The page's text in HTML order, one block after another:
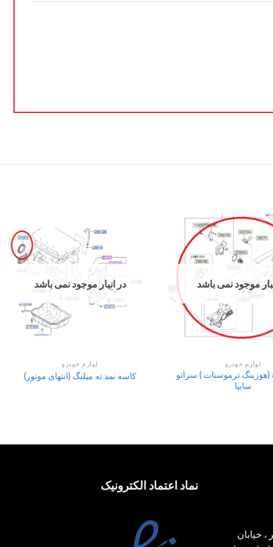
موجود نمی باشد
لوازم خودرو
ترموستات ) سراتو
سایپا
در انبار موجود نمی باشد
لوازم خودرو
کاسه نمد ته میلنگ (انتهای موتور)
خیابان
نماد اعتماد الکترونیک